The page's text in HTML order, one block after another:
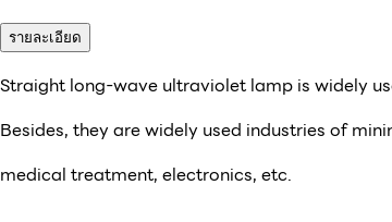
รายละเอียด
Straight long-wave ultraviolet lamp is widely
Besides, they are widely used industries of
medical treatment, electronics, etc.